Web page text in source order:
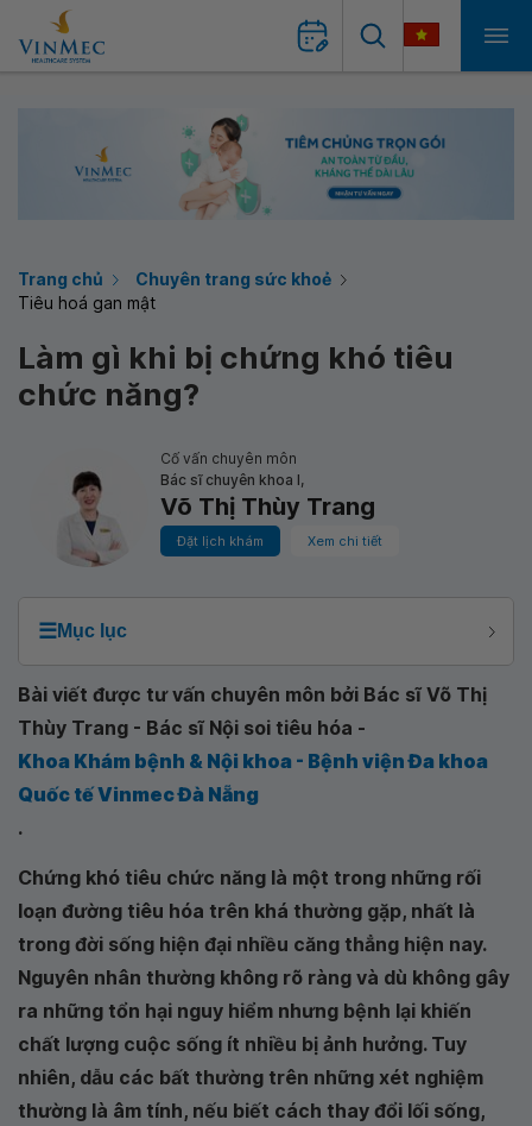
Trang chủ
Chuyên trang sức khoẻ
Tiêu hoá gan mật
Làm gì khi bị chứng khó tiêu
chức năng?
Cố vấn chuyên môn
Bác sĩ chuyên khoa I,
Võ Thị Thùy Trang
Đặt lịch khám Xem chi tiết
☰Mục lục
Bài viết được tư vấn chuyên môn bởi Bác sĩ Võ Thị
Thùy Trang - Bác sĩ Nội soi tiêu hóa -
Khoa Khám bệnh & Nội khoa - Bệnh viện Đa khoa
Quốc tế Vinmec Đà Nẵng
.
Chứng khó tiêu chức năng là một trong những rối
loạn đường tiêu hóa trên khá thường gặp, nhất là
trong đời sống hiện đại nhiều căng thẳng hiện nay.
Nguyên nhân thường không rõ ràng và dù không gây
ra những tổn hại nguy hiểm nhưng bệnh lại khiến
chất lượng cuộc sống ít nhiều bị ảnh hưởng. Tuy
nhiên, dẫu các bất thường trên những xét nghiệm
thường là âm tính, nếu biết cách thay đổi lối sống,